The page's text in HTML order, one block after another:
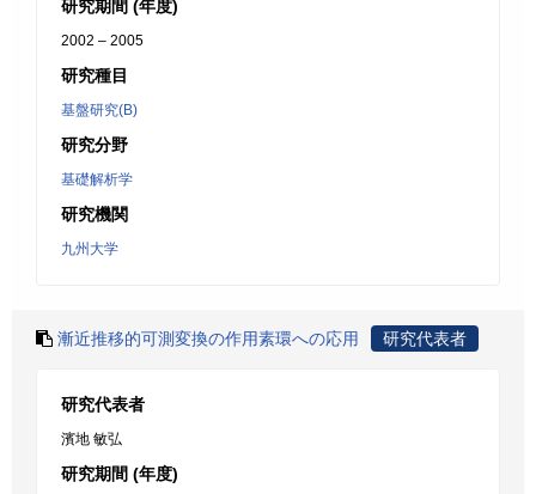
研究期間 (年度)
2002 – 2005
研究種目
基盤研究(B)
研究分野
基礎解析学
研究機関
九州大学
漸近推移的可測変換の作用素環への応用 研究代表者
研究代表者
濱地 敏弘
研究期間 (年度)